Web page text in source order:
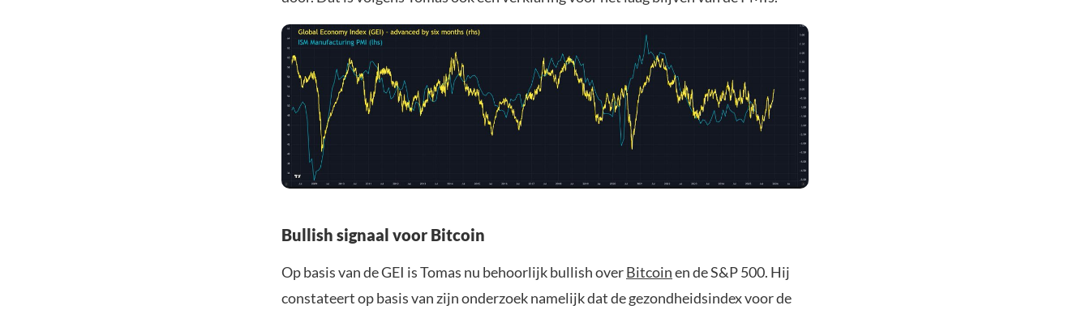
Bullish signaal voor Bitcoin
Op basis van de GEI is Tomas nu behoorlijk bullish overBitcoinen de S&P 500. Hij
constateert op basis van zijn onderzoek namelijk dat de gezondheidsindex voor de